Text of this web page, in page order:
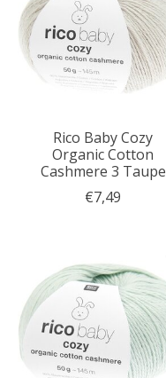
Rico Baby Cozy
Organic Cotton
Cashmere 3 Taupe
€7,49